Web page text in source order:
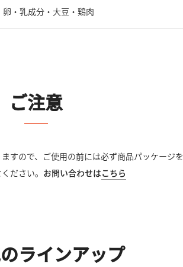
卵・乳成分・大豆・鶏肉
ご注意
ので、ご使用の前には必ず商品パッケージを
ださい。 お問い合わせはこちら
ラインアップ